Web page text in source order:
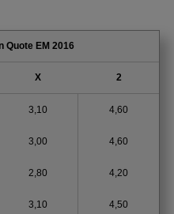
Quote EM 2016
X 2
3,10 4,60
3,00 4,60
2,80 4,20
3,10 4,50